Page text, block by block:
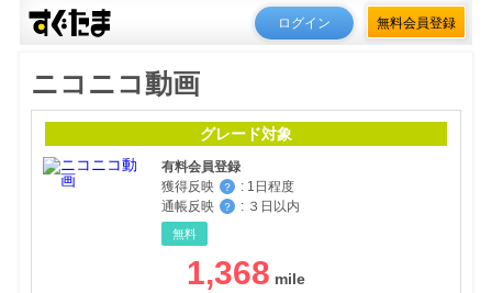
ログイン 無料会員登録
ニコニコ動画
グレード対象
有料会員登録
獲得反映
？ : 1日程度
通帳反映
？ : ３日以内
無料
1,368